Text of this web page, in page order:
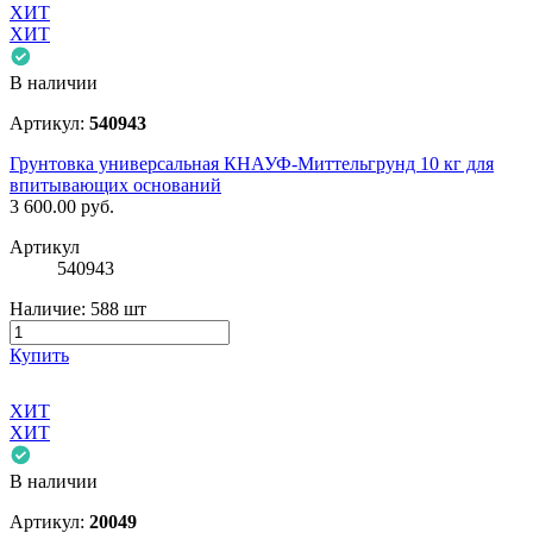
ХИТ
ХИТ
В наличии
Артикул: 540943
Грунтовка универсальная КНАУФ-Миттельгрунд 10 кг для
впитывающих оснований
3 600.00 руб.
Артикул
540943
Наличие: 588 шт
Купить
ХИТ
ХИТ
В наличии
Артикул: 20049